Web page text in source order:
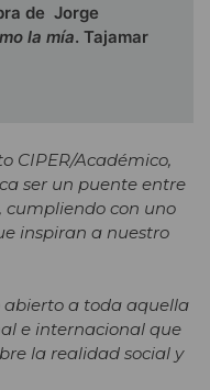
de Jorge
la mía. Tajamar
CIPER/Académico,
ser un puente entre
cumpliendo con uno
inspiran a nuestro
abierto a toda aquella
e internacional que
la realidad social y